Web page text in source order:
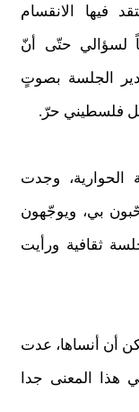
فيها الانقسام
لسؤالي حتّى أنّ
الجلسة بصوتٍ
فلسطيني حرّ.
الحوارية، وجدت
بي، ويوجّهون
ثقافية ورأيت
أن أنساها، عدت
هذا المعنى جدا